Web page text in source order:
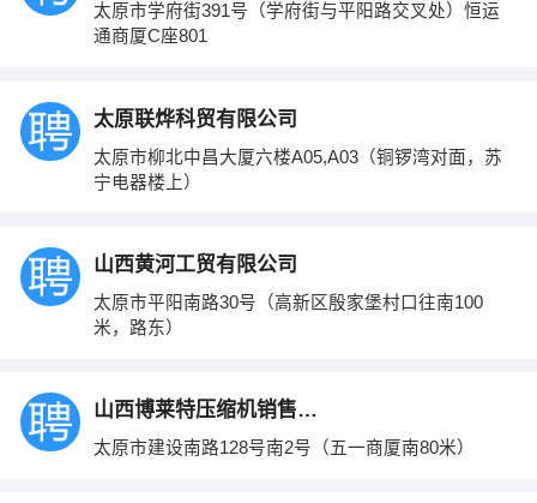
太原市学府街391号（学府街与平阳路交叉处）恒运
通商厦C座801
太原联烨科贸有限公司
太原市柳北中昌大厦六楼A05,A03（铜锣湾对面，苏
宁电器楼上）
山西黄河工贸有限公司
太原市平阳南路30号（高新区殷家堡村口往南100
米，路东）
山西博莱特压缩机销售有限公司
太原市建设南路128号南2号（五一商厦南80米）